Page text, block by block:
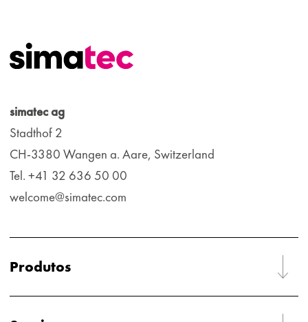
simatec ag
Stadthof 2
CH-3380 Wangen a. Aare, Switzerland
Tel. +41 32 636 50 00
welcome@simatec.com
Produtos